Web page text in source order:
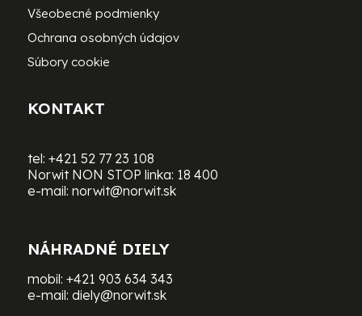
Všeobecné podmienky
Ochrana osobných údajov
Súbory cookie
KONTAKT
tel: +421 52 77 23 108
Norwit NON STOP linka: 18 400
e-mail: norwit@norwit.sk
NÁHRADNÉ DIELY
mobil: +421 903 634 343
e-mail: diely@norwit.sk